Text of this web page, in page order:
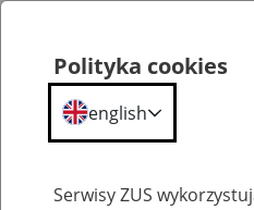
Polityka cookies
english
Serwisy ZUS